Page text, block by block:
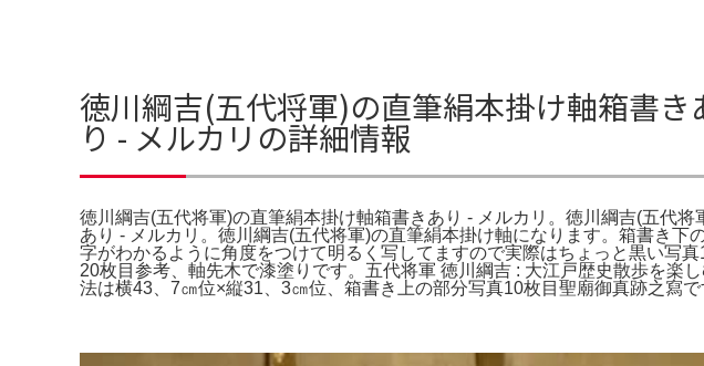
徳川綱吉(五代将軍)の直筆絹本掛け軸箱書
り - メルカリの詳細情報
徳川綱吉(五代将軍)の直筆絹本掛け軸箱書きあり - メルカリ。徳川綱吉(五代
あり - メルカリ。徳川綱吉(五代将軍)の直筆絹本掛け軸になります。箱書き
字がわかるように角度をつけて明るく写してますので実際はちょっと黒い写
20枚目参考、軸先木で漆塗りです。五代将軍 徳川綱吉 : 大江戸歴史散歩を楽
法は横43、7㎝位×縦31、3㎝位、箱書き上の部分写真10枚目聖廟御真跡之